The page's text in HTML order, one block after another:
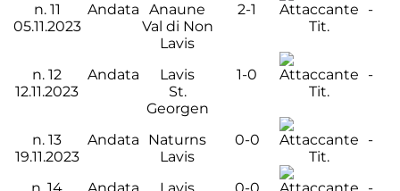
n. 11
05.11.2023
Andata
Anaune
Val di Non
Lavis
2-1
Tit.
-
n.12
12.11.2023
Andata
Lavis
St.
Georgen
1-0
Tit.
-
n.13
19.11.2023
Andata
Naturns
Lavis
0-0
Tit.
-